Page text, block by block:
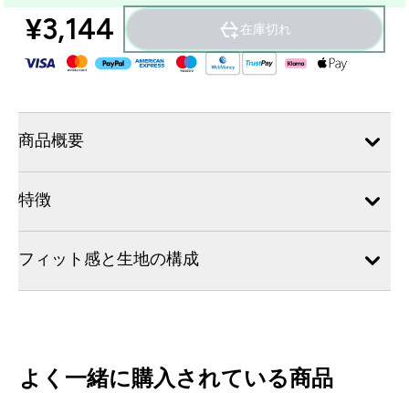
¥3,144‎ 在庫切れ
商品概要
特徴
フィット感と生地の構成
よく一緒に購入されている商品